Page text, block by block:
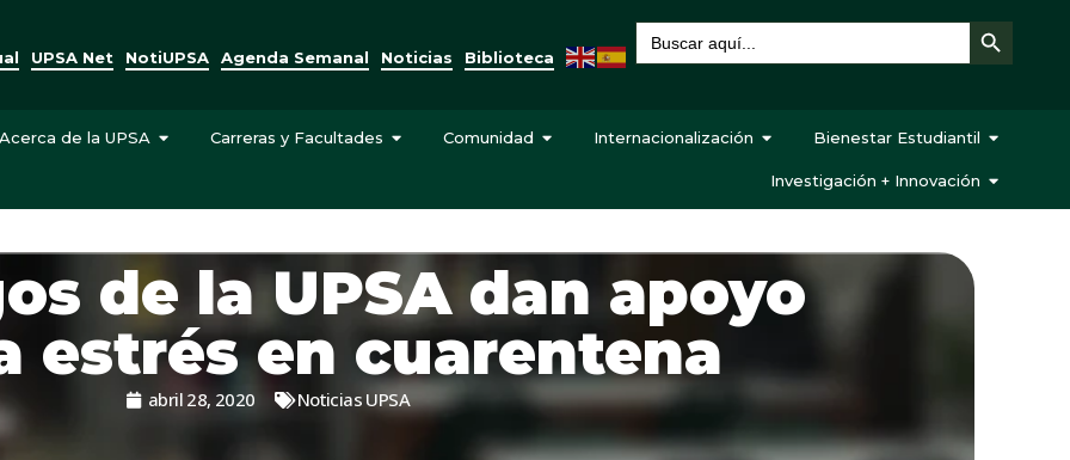
UPSA Net NotiUPSA Agenda Semanal Noticias Biblioteca
Buscar: Botón de búsqueda
Acerca de la UPSA Carreras y Facultades Comunidad Internacionalización Bienestar Estudiantil
Investigación + Innovación
de la UPSA dan apoyo
estrés en cuarentena
abril 28, 2020 Noticias UPSA